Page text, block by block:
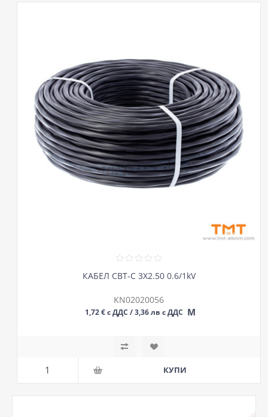
КАБЕЛ СВТ-С 3Х2.50 0.6/1kV
KN02020056
1,72 € с ДДС / 3,36 лв с ДДС М